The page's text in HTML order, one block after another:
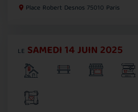
Place Robert Desnos 75010 Paris
LE SAMEDI 14 JUIN 2025